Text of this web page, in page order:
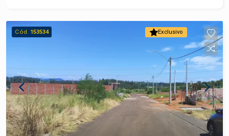
Exclusivo
Cód. 153534